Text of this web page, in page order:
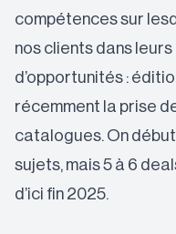
compétences sur
nos clients dans
d’opportunités :
récemment la prise
catalogues. On
sujets, mais 5 à 6
d’ici fin 2025.